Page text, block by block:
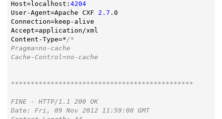
Host=localhost: 4204
User-Agent=Apache CXF 2.7 .0
Connection=keep-alive
Accept=application/xml
Content-Type=* /*
Pragma=no-cache
Cache-Control=no-cache
**********************************************
FINE - HTTP/1.1 200 OK
Date: Fri, 09 Nov 2012 11:59:00 GMT